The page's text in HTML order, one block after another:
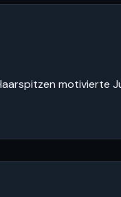
motivierte